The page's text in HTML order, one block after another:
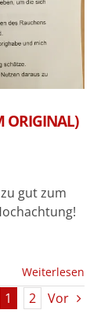
ORIGINAL)
gut zum
Weiterlesen
1 2 Vor